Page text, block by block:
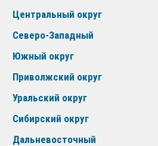
Центральный округ
Северо-Западный
Южный округ
Приволжский округ
Уральский округ
Сибирский округ
Дальневосточный